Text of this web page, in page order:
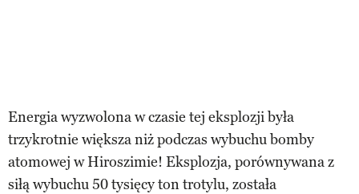
Energia wyzwolona w czasie tej eksplozji była
trzykrotnie większa niż podczas wybuchu bomby
atomowej w Hiroszimie! Eksplozja, porównywana z
siłą wybuchu 50 tysięcy ton trotylu, została